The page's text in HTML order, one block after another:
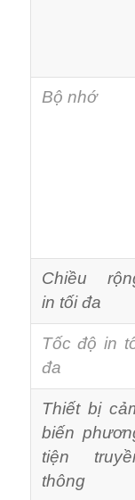
Bộ nhớ
Chiều
in tối đa
Tốc độ in
đa
Thiết bị
biến
tiện
thông